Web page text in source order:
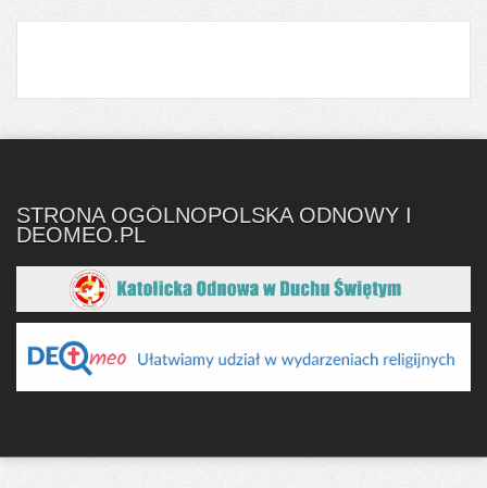
STRONA OGÓLNOPOLSKA ODNOWY I
DEOMEO.PL